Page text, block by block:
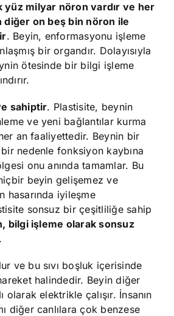
yüz milyar nöron vardır ve her
diğer on beş bin nöron ile
. Beyin, enformasyonu işleme
bir organdır. Dolayısıyla
ötesinde bir bilgi işleme
sahiptir. Plastisite, beynin
ve yeni bağlantılar kurma
an faaliyettedir. Beynin bir
nedenle fonksiyon kaybına
onu anında tamamlar. Bu
beyin gelişemez ve
hasarında iyileşme
sonsuz bir çeşitliliğe sahip
bilgi işleme olarak sonsuz
.
ve bu sıvı boşluk içerisinde
halindedir. Beyin diğer
olarak elektrikle çalışır. İnsanın
diğer canlılara çok benzese